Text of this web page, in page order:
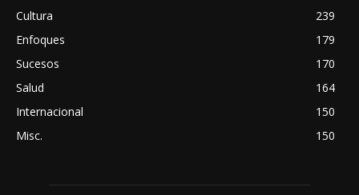
Cultura
239
Enfoques
179
Sucesos
170
Salud
164
Internacional
150
Misc.
150